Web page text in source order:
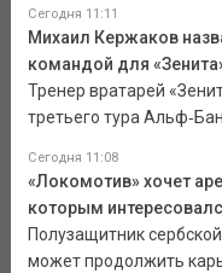
Сегодня 11:11
Михаил Кержаков
командой для
Тренер вратарей
третьего тура
Сегодня 11:08
«Локомотив» хочет
которым
Полузащитник
может продолжить